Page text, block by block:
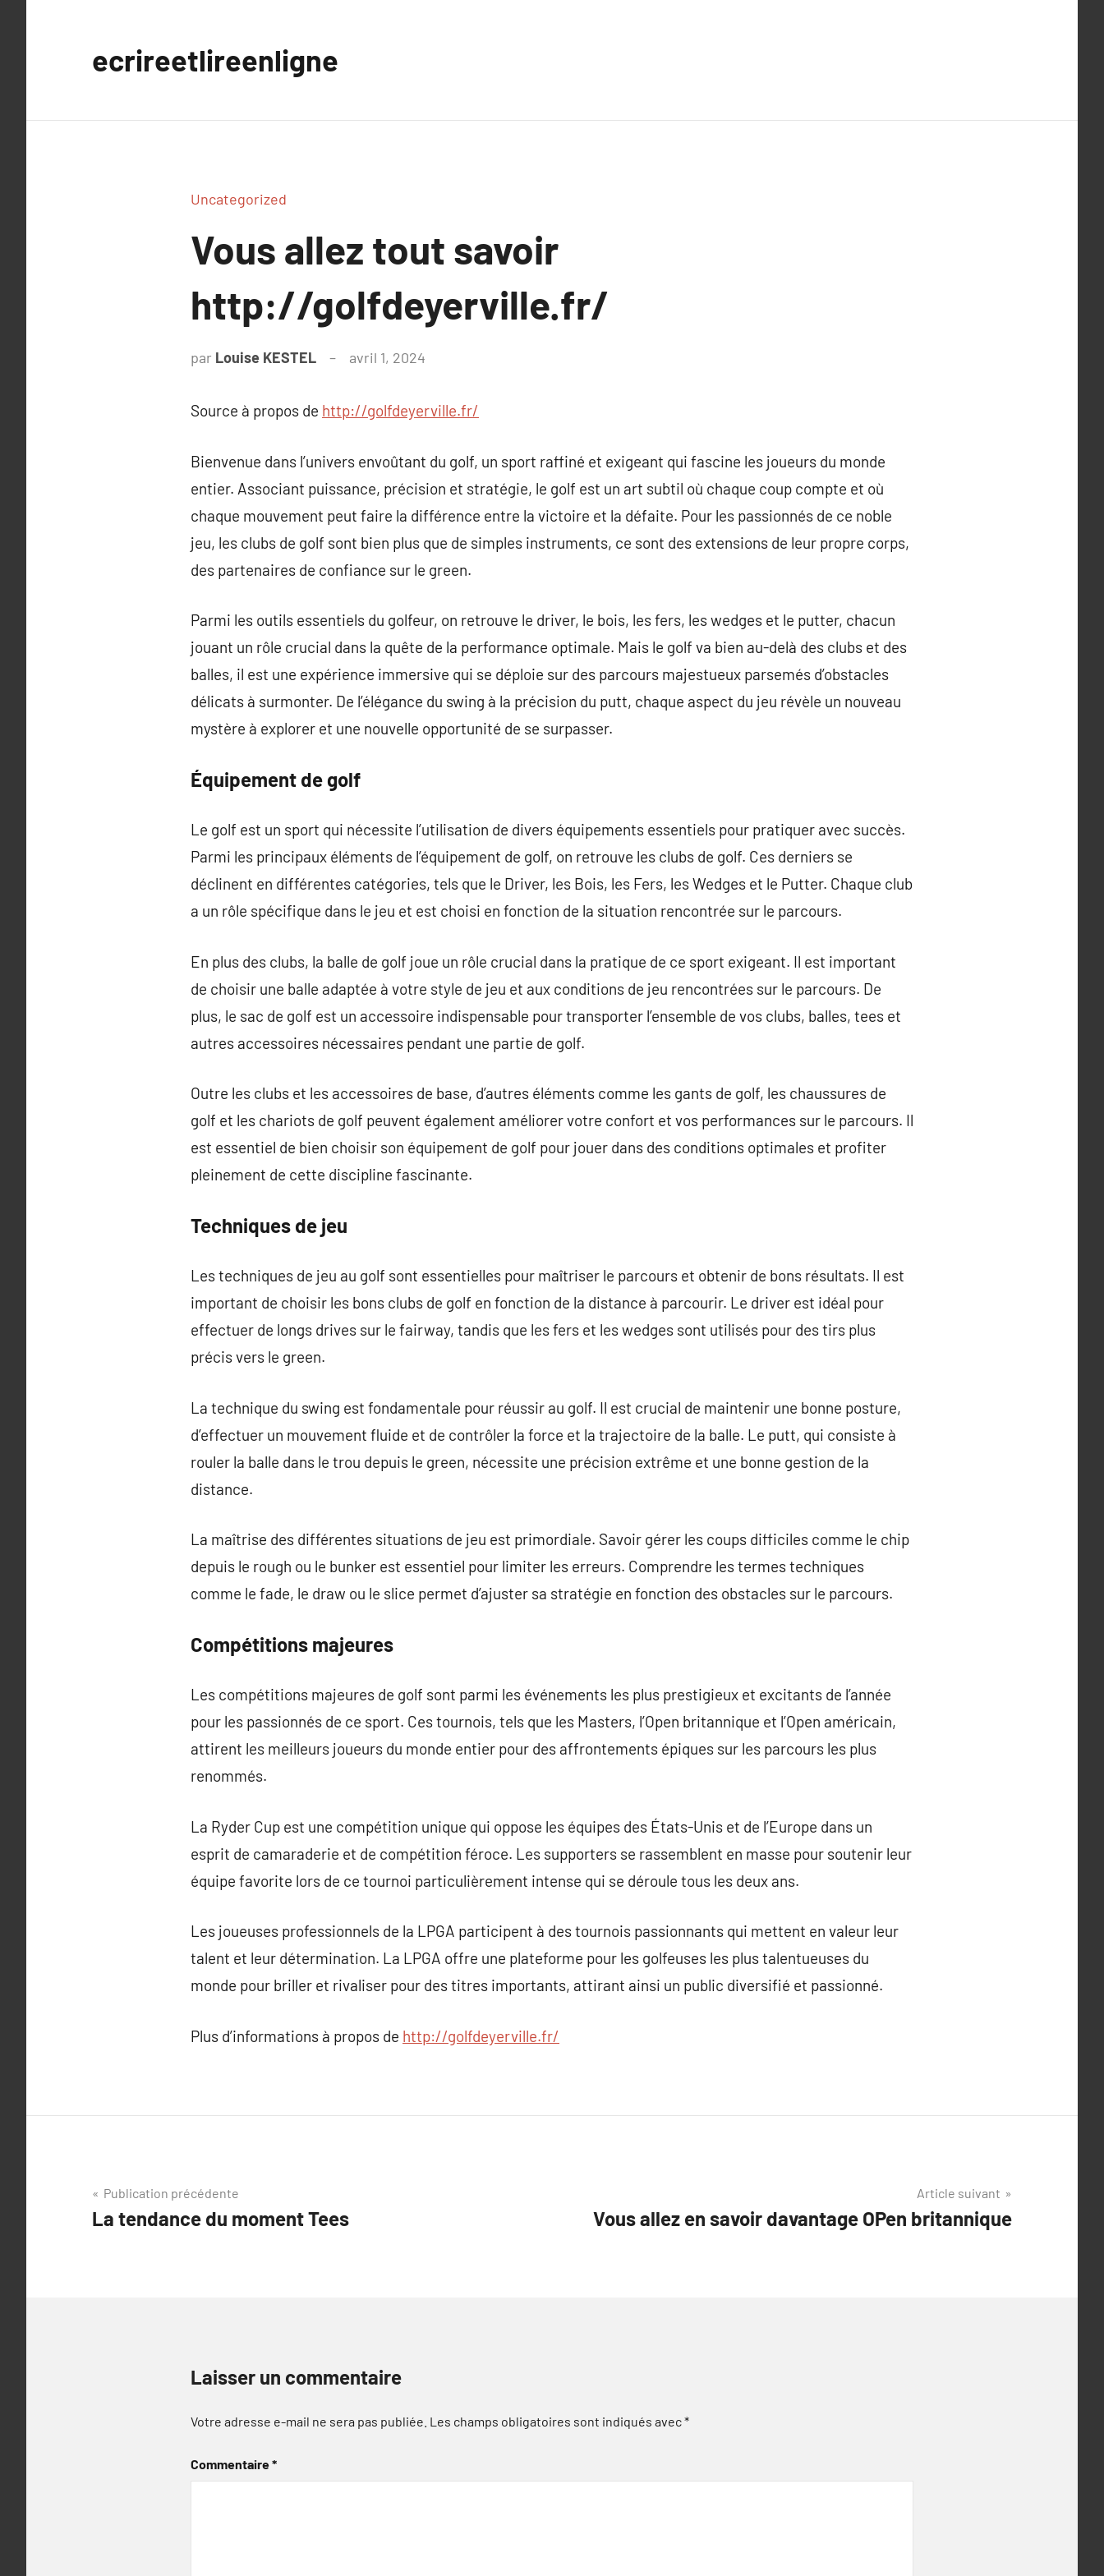
ecrireetlireenligne
Uncategorized
Vous allez tout savoir
http://golfdeyerville.fr/
par Louise KESTEL avril 1, 2024
Source à propos de http://golfdeyerville.fr/
Bienvenue dans l’univers envoûtant du golf, un sport raffiné et exigeant qui fascine les joueurs du monde
entier. Associant puissance, précision et stratégie, le golf est un art subtil où chaque coup compte et où
chaque mouvement peut faire la différence entre la victoire et la défaite. Pour les passionnés de ce noble
jeu, les clubs de golf sont bien plus que de simples instruments, ce sont des extensions de leur propre corps,
des partenaires de confiance sur le green.
Parmi les outils essentiels du golfeur, on retrouve le driver, le bois, les fers, les wedges et le putter, chacun
jouant un rôle crucial dans la quête de la performance optimale. Mais le golf va bien au-delà des clubs et des
balles, il est une expérience immersive qui se déploie sur des parcours majestueux parsemés d’obstacles
délicats à surmonter. De l’élégance du swing à la précision du putt, chaque aspect du jeu révèle un nouveau
mystère à explorer et une nouvelle opportunité de se surpasser.
Équipement de golf
Le golf est un sport qui nécessite l’utilisation de divers équipements essentiels pour pratiquer avec succès.
Parmi les principaux éléments de l’équipement de golf, on retrouve les clubs de golf. Ces derniers se
déclinent en différentes catégories, tels que le Driver, les Bois, les Fers, les Wedges et le Putter. Chaque club
a un rôle spécifique dans le jeu et est choisi en fonction de la situation rencontrée sur le parcours.
En plus des clubs, la balle de golf joue un rôle crucial dans la pratique de ce sport exigeant. Il est important
de choisir une balle adaptée à votre style de jeu et aux conditions de jeu rencontrées sur le parcours. De
plus, le sac de golf est un accessoire indispensable pour transporter l’ensemble de vos clubs, balles, tees et
autres accessoires nécessaires pendant une partie de golf.
Outre les clubs et les accessoires de base, d’autres éléments comme les gants de golf, les chaussures de
golf et les chariots de golf peuvent également améliorer votre confort et vos performances sur le parcours. Il
est essentiel de bien choisir son équipement de golf pour jouer dans des conditions optimales et profiter
pleinement de cette discipline fascinante.
Techniques de jeu
Les techniques de jeu au golf sont essentielles pour maîtriser le parcours et obtenir de bons résultats. Il est
important de choisir les bons clubs de golf en fonction de la distance à parcourir. Le driver est idéal pour
effectuer de longs drives sur le fairway, tandis que les fers et les wedges sont utilisés pour des tirs plus
précis vers le green.
La technique du swing est fondamentale pour réussir au golf. Il est crucial de maintenir une bonne posture,
d’effectuer un mouvement fluide et de contrôler la force et la trajectoire de la balle. Le putt, qui consiste à
rouler la balle dans le trou depuis le green, nécessite une précision extrême et une bonne gestion de la
distance.
La maîtrise des différentes situations de jeu est primordiale. Savoir gérer les coups difficiles comme le chip
depuis le rough ou le bunker est essentiel pour limiter les erreurs. Comprendre les termes techniques
comme le fade, le draw ou le slice permet d’ajuster sa stratégie en fonction des obstacles sur le parcours.
Compétitions majeures
Les compétitions majeures de golf sont parmi les événements les plus prestigieux et excitants de l’année
pour les passionnés de ce sport. Ces tournois, tels que les Masters, l’Open britannique et l’Open américain,
attirent les meilleurs joueurs du monde entier pour des affrontements épiques sur les parcours les plus
renommés.
La Ryder Cup est une compétition unique qui oppose les équipes des États-Unis et de l’Europe dans un
esprit de camaraderie et de compétition féroce. Les supporters se rassemblent en masse pour soutenir leur
équipe favorite lors de ce tournoi particulièrement intense qui se déroule tous les deux ans.
Les joueuses professionnels de la LPGA participent à des tournois passionnants qui mettent en valeur leur
talent et leur détermination. La LPGA offre une plateforme pour les golfeuses les plus talentueuses du
monde pour briller et rivaliser pour des titres importants, attirant ainsi un public diversifié et passionné.
Plus d’informations à propos de http://golfdeyerville.fr/
Navigation
de
Publication précédente
La tendance du moment Tees
Article suivant
Vous allez en savoir davantage OPen britannique
Laisser un commentaire
Votre adresse e-mail ne sera pas publiée. Les champs obligatoires sont indiqués avec*
Commentaire*